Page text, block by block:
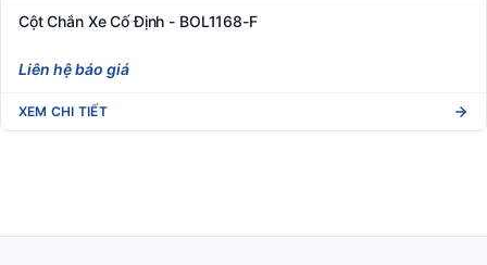
Cột Chắn Xe Cố Định - BOL1168-F
Liên hệ báo giá
XEM CHI TIẾT